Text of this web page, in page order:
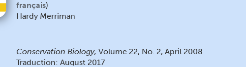
français)
Hardy Merriman
Conservation Biology, Volume 22, No. 2, April 2008
Traduction: August 2017